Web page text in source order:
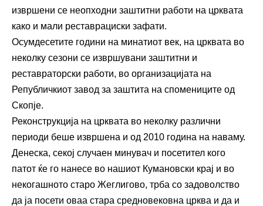
извршени се неопходни заштитни работи на црквата
како и мали реставрациски зафати.
Осумдесетите години на минатиот век, на црквата во
неколку сезони се извршувани заштитни и
реставраторски работи, во организацијата на
Републичкиот завод за заштита на спомениците од
Скопје.
Реконструкција на црквата во неколку различни
периоди беше извршена и од 2010 година на наваму.
Денеска, секој случаен минувач и посетител кого
патот ќе го нанесе во нашиот Кумановски крај и во
некогашното старо Жеглигово, трба со задоволство
да ја посети оваа стара средновековна црква и да и